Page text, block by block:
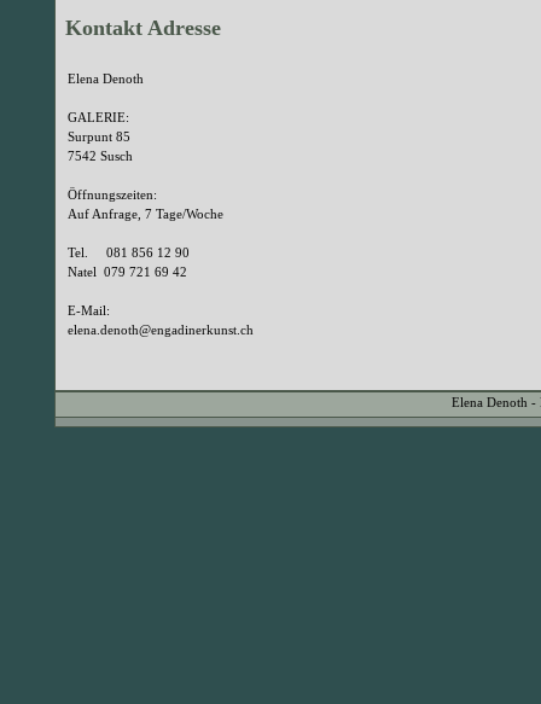
Kontakt Adresse
Elena Denoth
GALERIE:
Surpunt 85
7542 Susch
Öffnungszeiten:
Auf Anfrage, 7 Tage/Woche
Tel. 081 856 12 90
Natel 079 721 69 42
E-Mail:
elena.denoth@engadinerkunst.ch
Elena Denoth -